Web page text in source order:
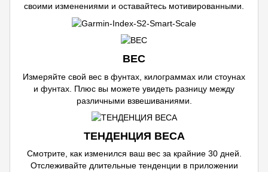
своими изменениями и оставайтесь мотивированными.
ВЕС
Измеряйте свой вес в фунтах, килограммах или стоунах
и фунтах. Плюс вы можете увидеть разницу между
различными взвешиваниями.
ТЕНДЕНЦИЯ ВЕСА
Смотрите, как изменился ваш вес за крайние 30 дней.
Отслеживайте длительные тенденции в приложении